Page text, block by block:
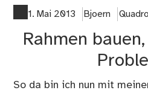
1. Mai 2013 Bjoern
Rahmen
So da bin ich nun mit